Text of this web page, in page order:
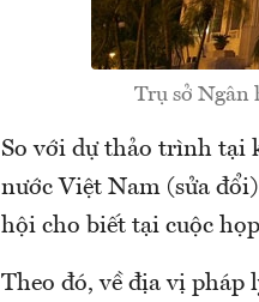
Trụ sở Ngân
So với dự thảo trình tại
nước Việt Nam (sửa
hội cho biết tại cuộc
Theo đó, về địa vị pháp